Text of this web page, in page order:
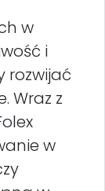
w
i
rozwijać
Wraz z
w